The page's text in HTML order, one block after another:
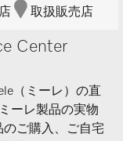
取扱販売店
Center
（ミーレ）の直
ーレ製品の実物
ご購入、ご自宅